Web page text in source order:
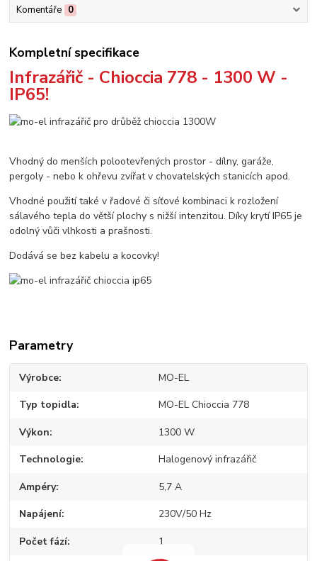
Komentáře 0
Kompletní specifikace
Infrazářič - Chioccia 778 - 1300 W -
IP65!
Vhodný do menších polootevřených prostor - dílny, garáže,
pergoly - nebo k ohřevu zvířat v chovatelských stanicích apod.
Vhodné použití také v řadové či síťové kombinaci k rozložení
sálavého tepla do větší plochy s nižší intenzitou. Díky krytí IP65 je
odolný vůči vlhkosti a prašnosti.
Dodává se bez kabelu a kocovky!
Parametry
Výrobce MO-EL
Typ topidla MO-EL Chioccia 778
Výkon 1300 W
Technologie Halogenový infrazářič
Ampéry 5,7 A
Napájení 230V/50 Hz
Počet fází 1